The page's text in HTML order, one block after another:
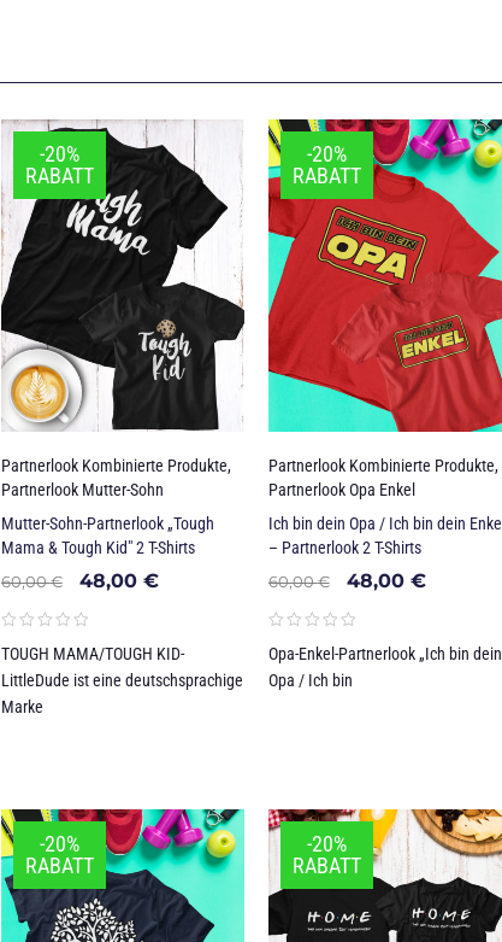
-20%
RABATT
Partnerlook Kombinierte Produkte,
Partnerlook Mutter-Sohn
Mutter-Sohn-Partnerlook „Tough
Mama & Tough Kid" 2 T-Shirts
60,00€ 48,00 €
TOUGH MAMA/TOUGH KID-
LittleDude ist eine deutschsprachige
Marke
-20%
RABATT
Partnerlook Kombinierte Produkte,
Partnerlook Opa Enkel
Ich bin dein Opa / Ich bin dein Enkel
– Partnerlook 2 T-Shirts
60,00€ 48,00 €
Opa-Enkel-Partnerlook „Ich bin dein
Opa / Ich bin
-20%
RABATT
-20%
RABATT